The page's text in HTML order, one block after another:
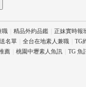
職 精品外約品鑑
正妹實時報
名單 全台在地素人兼職
TG
薦 桃園中壢素人魚訊 TG 魚